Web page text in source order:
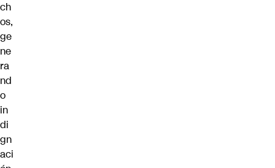
ch
os,
ge
ne
ra
nd
o
in
di
gn
aci